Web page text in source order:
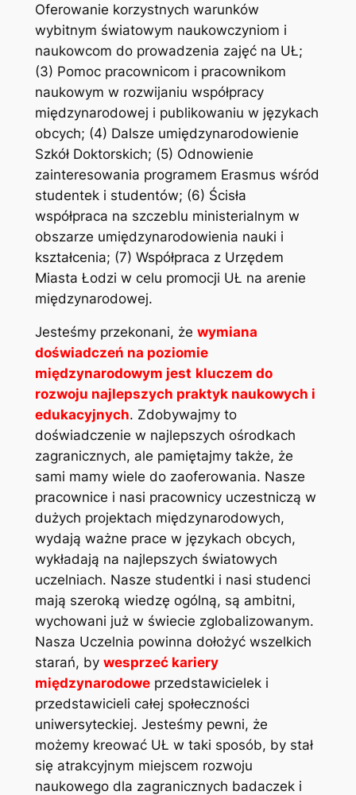
Oferowanie korzystnych warunków
wybitnym światowym naukowczyniom i
naukowcom do prowadzenia zajęć na UŁ;
(3) Pomoc pracownicom i pracownikom
naukowym w rozwijaniu współpracy
międzynarodowej i publikowaniu w językach
obcych; (4) Dalsze umiędzynarodowienie
Szkół Doktorskich; (5) Odnowienie
zainteresowania programem Erasmus wśród
studentek i studentów; (6) Ścisła
współpraca na szczeblu ministerialnym w
obszarze umiędzynarodowienia nauki i
kształcenia; (7) Współpraca z Urzędem
Miasta Łodzi w celu promocji UŁ na arenie
międzynarodowej.
Jesteśmy przekonani, że wymiana
doświadczeń na poziomie
międzynarodowym jest kluczem do
rozwoju najlepszych praktyk naukowych i
edukacyjnych. Zdobywajmy to
doświadczenie w najlepszych ośrodkach
zagranicznych, ale pamiętajmy także, że
sami mamy wiele do zaoferowania. Nasze
pracownice i nasi pracownicy uczestniczą w
dużych projektach międzynarodowych,
wydają ważne prace w językach obcych,
wykładają na najlepszych światowych
uczelniach. Nasze studentki i nasi studenci
mają szeroką wiedzę ogólną, są ambitni,
wychowani już w świecie zglobalizowanym.
Nasza Uczelnia powinna dołożyć wszelkich
starań, by wesprzeć kariery
międzynarodoweprzedstawicielek i
przedstawicieli całej społeczności
uniwersyteckiej. Jesteśmy pewni, że
możemy kreować UŁ w taki sposób, by stał
się atrakcyjnym miejscem rozwoju
naukowego dla zagranicznych badaczek i